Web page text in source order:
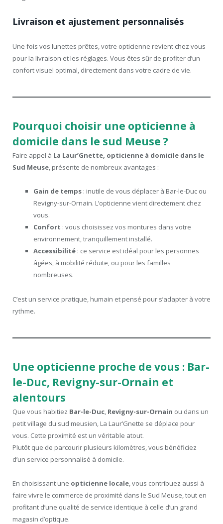
Livraison et ajustement personnalisés
Une fois vos lunettes prêtes, votre opticienne revient chez vous
pour la livraison et les réglages. Vous êtes sûr de profiter d’un
confort visuel optimal, directement dans votre cadre de vie.
Pourquoi choisir une opticienne à
domicile dans le sud Meuse ?
Faire appel à La Laur’Gnette, opticienne à domicile dans le
Sud Meuse, présente de nombreux avantages :
Gain de temps : inutile de vous déplacer à Bar-le-Duc ou
Revigny-sur-Ornain. L’opticienne vient directement chez
vous.
Confort : vous choisissez vos montures dans votre
environnement, tranquillement installé.
Accessibilité : ce service est idéal pour les personnes
âgées, à mobilité réduite, ou pour les familles
nombreuses.
C’est un service pratique, humain et pensé pour s’adapter à votre
rythme.
Une opticienne proche de vous : Bar-
le-Duc, Revigny-sur-Ornain et
alentours
Que vous habitiez Bar-le-Duc Revigny-sur-Ornain ou dans un
petit village du sud meusien, La Laur’Gnette se déplace pour
vous. Cette proximité est un véritable atout.
Plutôt que de parcourir plusieurs kilomètres, vous bénéficiez
d’un service personnalisé à domicile.
En choisissant une opticienne locale, vous contribuez aussi à
faire vivre le commerce de proximité dans le Sud Meuse, tout en
profitant d’une qualité de service identique à celle d’un grand
magasin d’optique.